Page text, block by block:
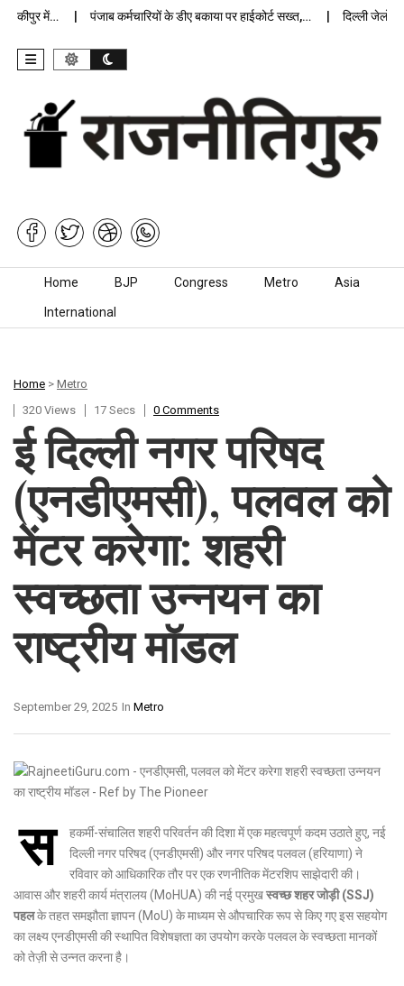
में… पंजाब कर्मचारियों के डीए बकाया पर हाईकोर्ट सख्त,… दिल्ली जेलों में
Skip to content
Home BJP Congress Metro Asia
International
Home > Metro
320 Views
17 Secs 0 Comments
ई दिल्ली नगर परिषद
(एनडीएमसी), पलवल को
मेंटर करेगा: शहरी
स्वच्छता उन्नयन का
राष्ट्रीय मॉडल
In Metro
September 29, 2025
स
हकर्मी-संचालित शहरी परिवर्तन की दिशा में एक महत्वपूर्ण कदम उठाते हुए, नई
दिल्ली नगर परिषद (एनडीएमसी) और नगर परिषद पलवल (हरियाणा) ने
रविवार को आधिकारिक तौर पर एक रणनीतिक मेंटरशिप साझेदारी की।
आवास और शहरी कार्य मंत्रालय (MoHUA) की नई प्रमुखस्वच्छ शहर जोड़ी (SSJ)
पहलके तहत समझौता ज्ञापन (MoU) के माध्यम से औपचारिक रूप से किए गए इस सहयोग
का लक्ष्य एनडीएमसी की स्थापित विशेषज्ञता का उपयोग करके पलवल के स्वच्छता मानकों
को तेज़ी से उन्नत करना है।